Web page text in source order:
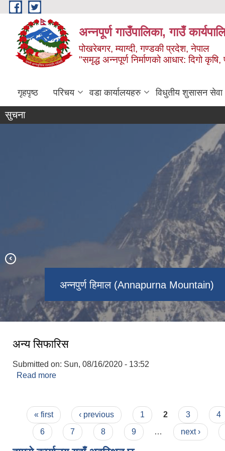
Skip to main content
अन्‍नपूर्ण गाउँपालिका, गाउँ
पोखरेबगर, म्याग्दी, गण्डकी प्रदेश, नेपाल
"समृद्ध अन्‍नपूर्ण निर्माणको आधार: दिगो कृषि,
गृहपृष्ठ परिचय वडा कार्यालयहरु विधुतीय शुसासन सेवा
सुचना
अन्नपुर्ण हिमाल (Annapurna Mountain)
अन्नपुर्ण आधार शिविर (Annapurna Base
Camp)
पून हिल (Poon Hill)
मोहोरे डाँडा (Mohore Dada)
नागि बराह (Nagi Barah)
अन्य सिफारिस
Submitted on: Sun, 08/16/2020 - 13:52
Read more
Pages
« first ‹ previous 1 2 3 4
6
7 8 9 … next ›